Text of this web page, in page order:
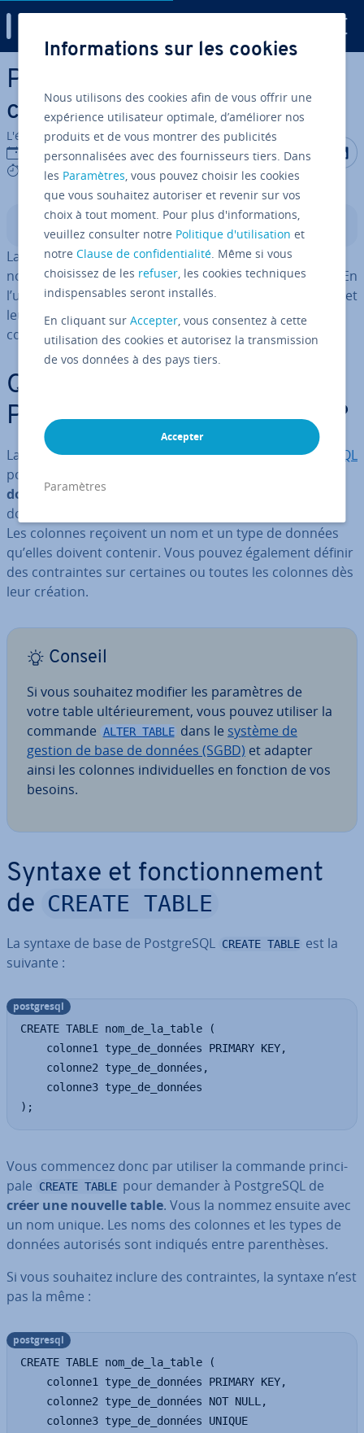
Aller au contenu principal
Post­greSQL CREATE TABLE :
créer de nouvelles tables
L'équipe édi­to­riale IONOS
14/07/2025
4 mins
Partager
La commande CREATE TABLE permet de créer une
nouvelle table dans une base de données Post­greSQL. En
l’utilisant, vous dé­fi­nis­sez im­mé­dia­te­ment les colonnes et
leurs spé­ci­fi­ca­tions, comme le type de données et les
con­traintes associées.
Qu’est-ce que la commande
Post­greSQL CREATE TABLE ?
La commande CREATE TABLE est utilisée dansPost­greSQL
pour créer une
données existante
doivent avoir un nom unique dans la base de données.
Les colonnes reçoivent un nom et un type de données
qu’elles doivent contenir. Vous pouvez également définir
des con­traintes sur certaines ou toutes les colonnes dès
leur création.
Conseil
Si vous souhaitez modifier les pa­ra­mètres de
votre table ul­té­rieu­re­ment, vous pouvez utiliser la
commande ALTER TABLE dans le système de
gestion de base de données (SGBD) et adapter
ainsi les colonnes in­di­vi­duelles en fonction de vos
besoins.
Syntaxe et fonc­tion­ne­ment
de CREATE TABLE
La syntaxe de base de Post­greSQL CREATE TABLE est la
suivante :
CREATE TABLE nom_de_la_table (
    colonne1 type_de_données PRIMARY KEY,
    colonne2 type_de_données,
    colonne3 type_de_données
);
post­gresql
Vous commencez donc par utiliser la commande prin­ci­
pale
CREATE TABLE pour demander à Post­greSQL de
créer une nouvelle table. Vous la nommez ensuite avec
un nom unique. Les noms des colonnes et les types de
données autorisés sont indiqués entre pa­ren­thèses.
Si vous souhaitez inclure des con­traintes, la syntaxe n’est
pas la même :
CREATE TABLE nom_de_la_table (
    colonne1 type_de_données PRIMARY KEY,
    colonne2 type_de_données NOT NULL,
    colonne3 type_de_données UNIQUE
post­gresql
Informations sur les cookies
Nous utilisons des cookies afin de vous offrir une
expérience utilisateur optimale, d’améliorer nos
produits et de vous montrer des publicités
personnalisées avec des fournisseurs tiers. Dans
les Paramètres, vous pouvez choisir les cookies
que vous souhaitez autoriser et revenir sur vos
choix à tout moment. Pour plus d'informations,
veuillez consulter notre Politique d'utilisation et
notreClause de confidentialité. Même si vous
choisissez de les refuser, les cookies techniques
indispensables seront installés.
En cliquant surAccepter, vous consentez à cette
utilisation des cookies et autorisez la transmission
de vos données à des pays tiers.
Accepter
Paramètres